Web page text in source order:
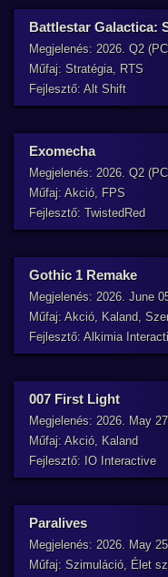
Battlestar Galactica:
Megjelenés: 2026. Q2
Műfaj: Stratégia, RTS
Fejlesztő: Alt Shift
Exomecha
Megjelenés: 2026. Q2
Műfaj: Akció, FPS
Fejlesztő: TwistedRed
Gothic 1 Remake
Megjelenés: 2026. June
Műfaj: Akció, Kaland,
Fejlesztő: Alkimia
007 First Light
Megjelenés: 2026. May
Műfaj: Akció, Kaland
Fejlesztő: IO Interactive
Paralives
Megjelenés: 2026. May
Műfaj: Szimuláció, Élet